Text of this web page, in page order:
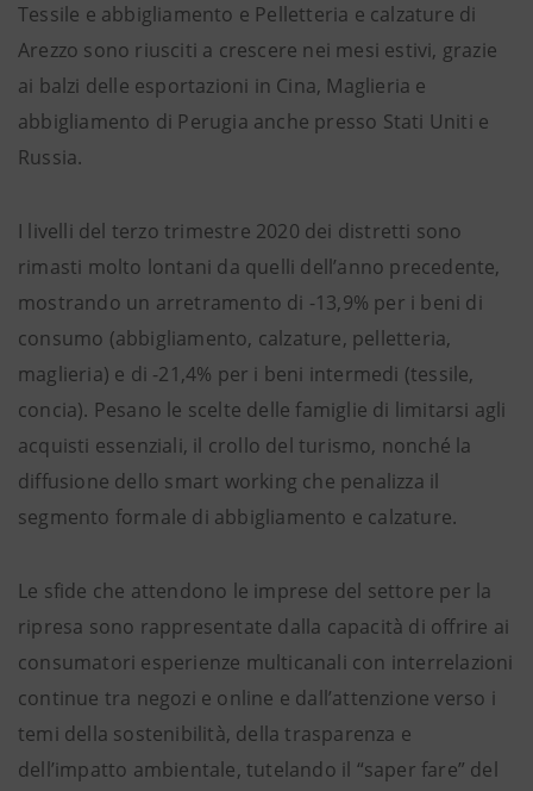
Tessile e abbigliamento e Pelletteria e calzature di
Arezzo sono riusciti a crescere nei mesi estivi, grazie
ai balzi delle esportazioni in Cina, Maglieria e
abbigliamento di Perugia anche presso Stati Uniti e
Russia.
I livelli del terzo trimestre 2020 dei distretti sono
rimasti molto lontani da quelli dell’anno precedente,
mostrando un arretramento di -13,9% per i beni di
consumo (abbigliamento, calzature, pelletteria,
maglieria) e di -21,4% per i beni intermedi (tessile,
concia). Pesano le scelte delle famiglie di limitarsi agli
acquisti essenziali, il crollo del turismo, nonché la
diffusione dello smart working che penalizza il
segmento formale di abbigliamento e calzature.
Le sfide che attendono le imprese del settore per la
ripresa sono rappresentate dalla capacità di offrire ai
consumatori esperienze multicanali con interrelazioni
continue tra negozi e online e dall’attenzione verso i
temi della sostenibilità, della trasparenza e
dell’impatto ambientale, tutelando il “saper fare” del